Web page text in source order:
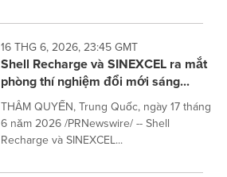
16 THG 6, 2026, 23:45 GMT
Shell Recharge và SINEXCEL ra mắt
phòng thí nghiệm đổi mới sáng...
THÂM QUYẾN, Trung Quốc, ngày 17 tháng
6 năm 2026 /PRNewswire/ -- Shell
Recharge và SINEXCEL...